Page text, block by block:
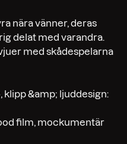
nära vänner, deras
delat med varandra.
med skådespelarna
klipp &amp; ljuddesign:
film, mockumentär